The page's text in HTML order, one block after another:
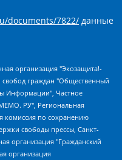
documents/7822/ данные
– Наше Мнение", Общество с ограниченной ответственностью "Москоу диджитал медиа", с 26.01.2023 Общество с ограниченной ответственностью "Чайка Белые сады", Ветошкина Валерия Валерьевна, Заговора Максим Александрович, Межрегиональное общественное движение "Российская ЛГБТ - сеть", Оленичев Максим Владимирович, Павлов Иван Юрьевич, Скворцова Елена Сергеевна, Общество с ограниченной ответственностью "Как бы инагент", Кочетков Игорь Викторович, Общество с ограниченной ответственностью "Честные выборы", Еланчик Олег Александрович, Общество с ограниченной ответственностью "Нобелевский призыв", Гималова Регина Эмилевна, Григорьев Андрей Валерьевич, Григорьева Алина Александровна, Ассоциация по содействию защите прав призывников, альтернативнослужащих и военнослужащих "Правозащитная группа "Гражданин.Армия.Право", Хисамова Регина Фаритовна, Автономная некоммерческая организация по реализации социально-правовых программ "Лилит", Дальневосточное общественное движение "Маяк", Санкт-Петербургская ЛГБТ-инициативная группа "Выход", Инициативная группа ЛГБТ+ "Реверс", Алексеев Андрей Викторович, Бекбулатова Таисия Львовна, Беляев Иван Михайлович, Владыкина Елена Сергеевна, Гельман Марат Александрович, Никульшина Вероника Юрьевна, Толоконникова Надежда Андреевна, Шендерович Виктор Анатольевич, Общество с ограниченной ответственностью "Данное сообщение", Общество с ограниченной ответственностью Издательский дом "Новая глава", Айнбиндер Александра Александровна, Московский комьюнити-центр для ЛГБТ+инициатив, Благотворительный фонд развития филантропии, Deutsche Welle (Германия, Kurt-Schumacher-Strasse 3, 53113 Bonn), Борзунова Мария Михайловна, Воробьев Виктор Викторович, Голубева Анна Львовна, Константинова Алла Михайловна, Малкова Ирина Владимировна, Мурадов Мурад Абдулгалимович, Осетинская Елизавета Николаевна, Понасенков Евгений Николаевич, Ганапольский Матвей Юрьевич, Киселев Евгений Алексеевич, Борухович Ирина Григорьевна, Дремин Иван Тимофеевич, Дубровский Дмитрий Викторович, Красноярская региональная общественная организация поддержки и развития альтернативных образовательных технологий и межкультурных коммуникаций "ИНТЕРРА", Маяковская Екатерина Алексеевна, Фейгин Марк Захарович, Филимонов Андрей Викторович, Дзугкоева Регина Николаевна, Доброхотов Роман Александрович, Дудь Юрий Александрович, Елкин Сергей Владимирович, Кругликов Кирилл Игоревич, Сабунаева Мария Леонидовна, Семенов Алексей Владимирович, Шаинян Карен Багратович, Шульман Екатерина Михайловна, Асафьев Артур Валерьевич, Вахштайн Виктор Семенович, Венедиктов Алексей Алексеевич, Лушникова Екатерина Евгеньевна, Волков Леонид Михайлович, Невзоров Александр Глебович, Пархоменко Сергей Борисович, Сироткин Ярослав Николаевич, Кара-Мурза Владимир Владимирович, Баранова Наталья Владимировна, Гозман Леонид Яковлевич, Кагарлицкий Борис Юльевич, Климарев Михаил Валерьевич, Милов Владимир Станиславович, Автономная некоммерческая организация Краснодарский центр современного искусства "Типография", Моргенштерн Алишер Тагирович, Соболь Любовь Эдуардовна, Общество с ограниченной ответственностью "ЛИЗА НОРМ", Каспаров Гарри Кимович, Ходорковский Михаил Борисович, Общество с ограниченной ответственностью "Апрельские тезисы", Данилович Ирина Брониславовна, Кашин Олег Владимирович, Петров Николай Владимирович, Пивоваров Алексей Владимирович, Соколов Михаил Владимирович, Цветкова Юлия Владимировна, Чичваркин Евгений Александрович, Комитет против пыток/Команда против пыток, Общество с ограниченной ответственностью "Первый научный", Общество с ограниченной ответственностью "Вертолет и ко", Белоцерковская Вероника Борисовна, Кац Максим Евгеньевич, Лазарева Татьяна Юрьевна, Шаведдинов Руслан Табризович, Яшин Илья Валерьевич, Общество с ограниченной ответственностью "Иноагент ААВ", Алешковский Дмитрий Петрович, Альбац Евгения Марковна, Быков Дмитрий Львович, Галямина Юлия Евгеньевна, Лойко Сергей Леонидович, Мартынов Кирилл Константинович, Медведев Сергей Александрович, Крашенинников Федор Геннадиевич, Гордеева Катерина Вл